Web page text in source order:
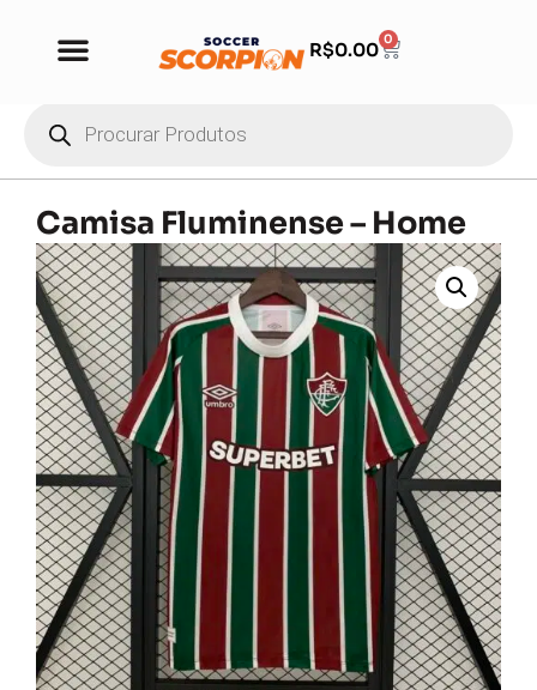
R$0.00 0
Camisa Fluminense – Home